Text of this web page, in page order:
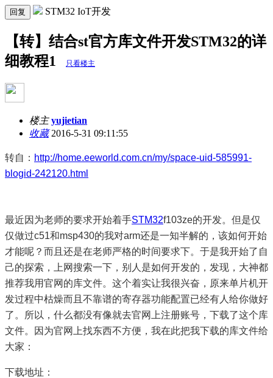
回复 STM32 IoT开发
【转】结合st官方库文件开发STM32的详
细教程1
只看楼主
楼主 yujietian
收藏2016-5-31 09:11:55
转自： http://home.eeworld.com.cn/my/space-uid-585991-
blogid-242120.html
最近因为老师的要求开始着手STM32f103ze的开发。但是仅
仅做过c51和msp430的我对arm还是一知半解的，该如何开始
才能呢？而且还是在老师严格的时间要求下。于是我开始了自
己的探索，上网搜索一下，别人是如何开发的，发现，大神都
推荐我用官网的库文件。这个着实让我很兴奋，原来单片机开
发过程中枯燥而且不靠谱的寄存器功能配置已经有人给你做好
了。所以，什么都没有像就去官网上注册账号，下载了这个库
文件。因为官网上找东西不方便，我在此把我下载的库文件给
大家：
下载地址：